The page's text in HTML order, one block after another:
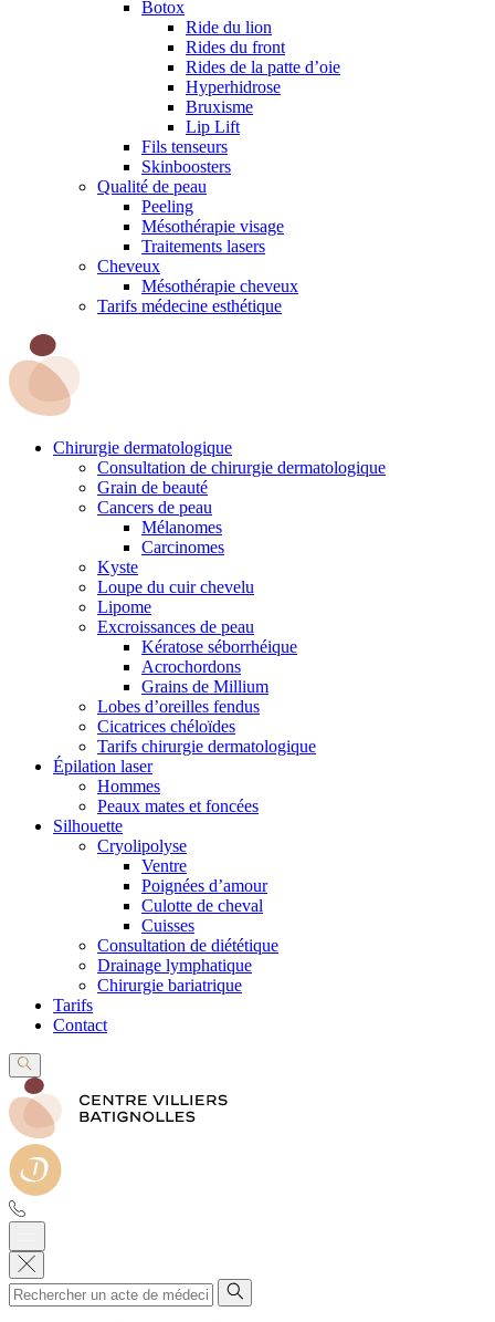
Botox
Ride du lion
Rides du front
Rides de la patte d’oie
Hyperhidrose
Bruxisme
Lip Lift
Fils tenseurs
Skinboosters
Qualité de peau
Peeling
Mésothérapie visage
Traitements lasers
Cheveux
Mésothérapie cheveux
Tarifs médecine esthétique
Chirurgie dermatologique
Consultation de chirurgie dermatologique
Grain de beauté
Cancers de peau
Mélanomes
Carcinomes
Kyste
Loupe du cuir chevelu
Lipome
Excroissances de peau
Kératose séborrhéique
Acrochordons
Grains de Millium
Lobes d’oreilles fendus
Cicatrices chéloïdes
Tarifs chirurgie dermatologique
Épilation laser
Hommes
Peaux mates et foncées
Silhouette
Cryolipolyse
Ventre
Poignées d’amour
Culotte de cheval
Cuisses
Consultation de diététique
Drainage lymphatique
Chirurgie bariatrique
Tarifs
Contact